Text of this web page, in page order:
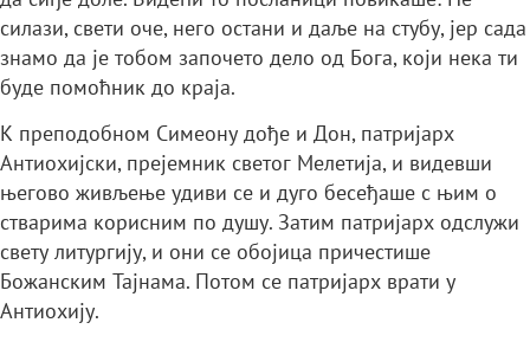
силази, свети оче, него остани и даље на стубу, јер сада
знамо да је тобом започето дело од Бога, који нека ти
буде помоћник до краја.
К преподобном Симеону дође и Дон, патријарх
Антиохијски, прејемник светог Мелетија, и видевши
његово живљење удиви се и дуго бесеђаше с њим о
стварима корисним по душу. Затим патријарх одслужи
свету литургију, и они се обојица причестише
Божанским Тајнама. Потом се патријарх врати у
Антиохију.